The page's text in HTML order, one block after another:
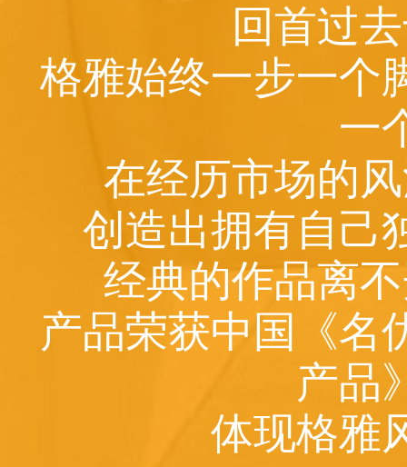
回首过
格雅始终一步一个
一
在经历市场的
创造出拥有自己
经典的作品离
产品荣获中国《名
产品
体现格雅